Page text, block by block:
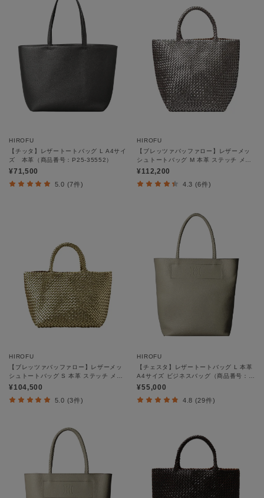
HIROFU
【チッタ】レザートートバッグ L A4サイ
ズ 本革（商品番号：P25‐35552）
¥71,500
5.0 (7件)
HIROFU
【ブレッツァバッファロー】レザーメッ
シュトートバッグ M 本革 ステッチ メタ
リック（商品番号：P25-36413）
¥112,200
4.3 (6件)
HIROFU
【ブレッツァバッファロー】レザーメッ
シュトートバッグ S 本革 ステッチ メタ
リック（商品番号：P25-36416）
¥104,500
5.0 (3件)
HIROFU
【チェスタ】レザートートバッグ L 本革
A4サイズ ビジネスバッグ（商品番号：
P25-30009）
¥55,000
4.8 (29件)